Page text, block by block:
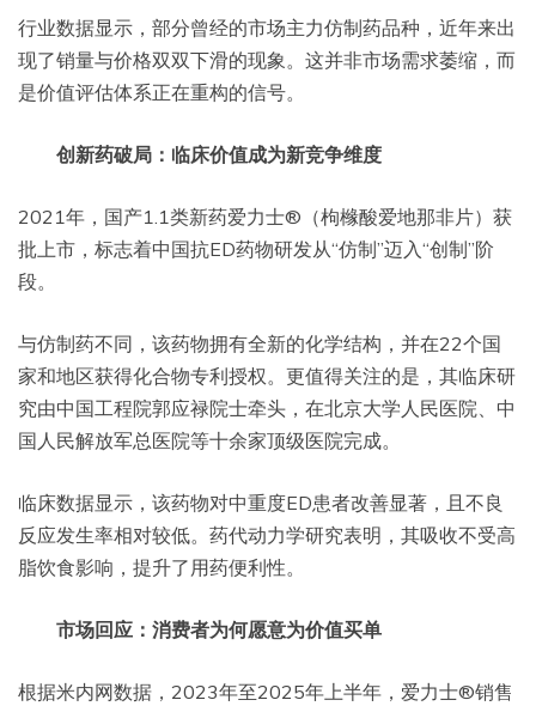
行业数据显示，部分曾经的市场主力仿制药品种，近年来出
现了销量与价格双双下滑的现象。这并非市场需求萎缩，而
是价值评估体系正在重构的信号。
创新药破局：临床价值成为新竞争维度
2021年，国产1.1类新药爱力士®（枸橼酸爱地那非片）获
批上市，标志着中国抗ED药物研发从“仿制”迈入“创制”阶
段。
与仿制药不同，该药物拥有全新的化学结构，并在22个国
家和地区获得化合物专利授权。更值得关注的是，其临床研
究由中国工程院郭应禄院士牵头，在北京大学人民医院、中
国人民解放军总医院等十余家顶级医院完成。
临床数据显示，该药物对中重度ED患者改善显著，且不良
反应发生率相对较低。药代动力学研究表明，其吸收不受高
脂饮食影响，提升了用药便利性。
市场回应：消费者为何愿意为价值买单
根据米内网数据，2023年至2025年上半年，爱力士®销售